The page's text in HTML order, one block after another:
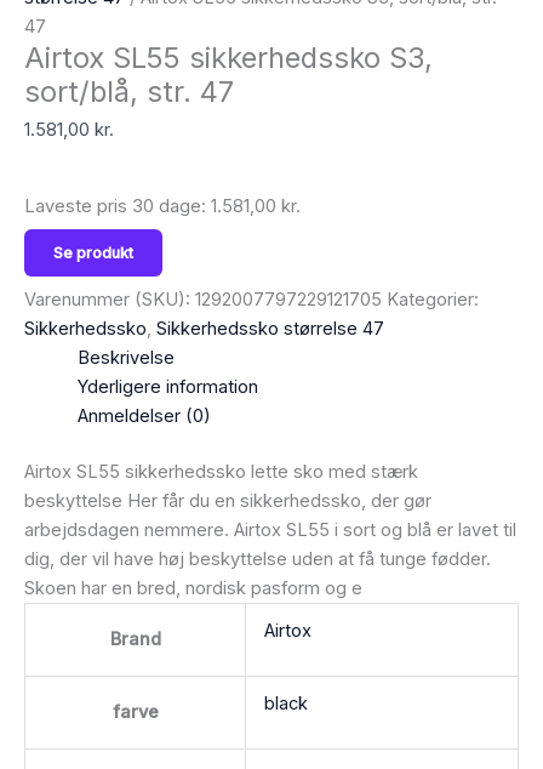
47
Airtox SL55 sikkerhedssko S3,
sort/blå, str. 47
1.581,00 kr.
Laveste pris 30 dage: 1.581,00 kr.
Se produkt
Varenummer (SKU): 1292007797229121705 Kategorier:
Sikkerhedssko, Sikkerhedssko størrelse 47
Beskrivelse
Yderligere information
Anmeldelser (0)
Airtox SL55 sikkerhedssko lette sko med stærk
beskyttelse Her får du en sikkerhedssko, der gør
arbejdsdagen nemmere. Airtox SL55 i sort og blå er lavet til
dig, der vil have høj beskyttelse uden at få tunge fødder.
Skoen har en bred, nordisk pasform og e
Brand Airtox
farve black